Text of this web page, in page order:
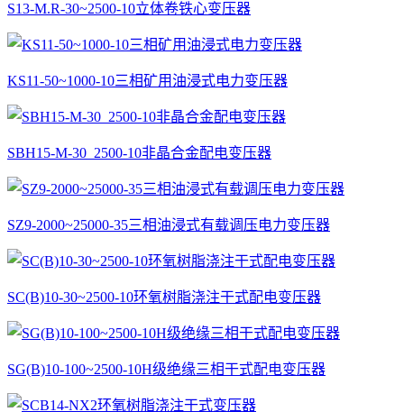
S13-M.R-30~2500-10立体卷铁心变压器
KS11-50~1000-10三相矿用油浸式电力变压器
SBH15-M-30_2500-10非晶合金配电变压器
SZ9-2000~25000-35三相油浸式有载调压电力变压器
SC(B)10-30~2500-10环氧树脂浇注干式配电变压器
SG(B)10-100~2500-10H级绝缘三相干式配电变压器